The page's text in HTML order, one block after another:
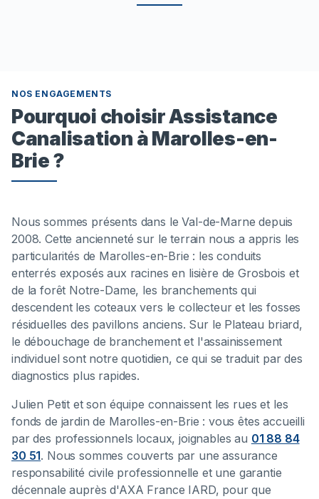
NOS ENGAGEMENTS
Pourquoi choisir Assistance
Canalisation à Marolles-en-
Brie ?
Nous sommes présents dans le Val-de-Marne depuis
2008. Cette ancienneté sur le terrain nous a appris les
particularités de Marolles-en-Brie : les conduits
enterrés exposés aux racines en lisière de Grosbois et
de la forêt Notre-Dame, les branchements qui
descendent les coteaux vers le collecteur et les fosses
résiduelles des pavillons anciens. Sur le Plateau briard,
le débouchage de branchement et l'assainissement
individuel sont notre quotidien, ce qui se traduit par des
diagnostics plus rapides.
Julien Petit et son équipe connaissent les rues et les
fonds de jardin de Marolles-en-Brie : vous êtes accueilli
par des professionnels locaux, joignables au 01 88 84
30 51. Nous sommes couverts par une assurance
responsabilité civile professionnelle et une garantie
décennale auprès d'AXA France IARD, pour que